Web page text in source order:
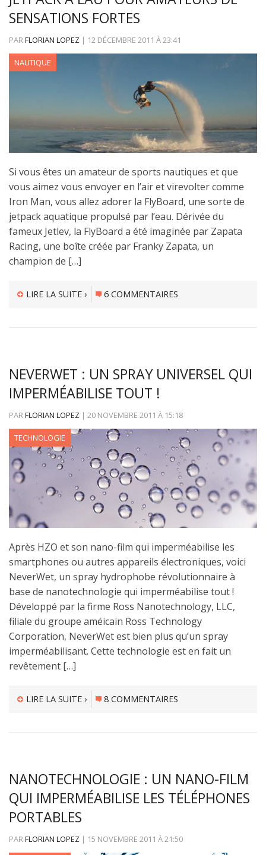
SENSATIONS FORTES
PARFLORIAN LOPEZ | 12 DÉCEMBRE 2011 À23:41
NAUTIQUE
Si vous êtes un amateur de sports nautiques et que
vous aimez vous envoyer en l’air et virevolter comme
Iron Man, vous allez adorer la FlyBoard, une sorte de
jetpack aquatique propulsé par l’eau. Dérivée du
fameux Jetlev, la FlyBoard a été imaginée par Zapata
Racing, une boîte créée par Franky Zapata, un
champion de […]
LIRE LA SUITE › 6 COMMENTAIRES
NEVERWET : UN SPRAY UNIVERSEL QUI
IMPERMÉABILISE TOUT !
PARFLORIAN LOPEZ | 20 NOVEMBRE 2011 À 15:18
TECHNOLOGIE
Après HZO et son nano-film qui imperméabilise les
smartphones ou autres appareils électroniques, voici
NeverWet, un spray hydrophobe révolutionnaire à
base de nanotechnologie qui imperméabilise tout !
Développé par la firme Ross Nanotechnology, LLC,
filiale du groupe améicain Ross Technology
Corporation, NeverWet est bien plus qu’un spray
imperméabilisant. Cette technologie est en fait un
revêtement […]
LIRE LA SUITE › 8 COMMENTAIRES
NANOTECHNOLOGIE : UN NANO-FILM
QUI IMPERMÉABILISE LES TÉLÉPHONES
PORTABLES
PARFLORIAN LOPEZ | 15 NOVEMBRE 2011 À21:50